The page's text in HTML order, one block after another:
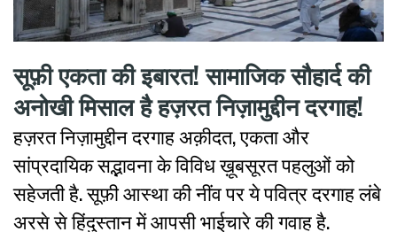
सूफ़ी एकता की इबारत! सामाजिक सौहार्द की
अनोखी मिसाल है हज़रत निज़ामुद्दीन दरगाह!
हज़रत निज़ामुद्दीन दरगाह अक़ीदत, एकता और
सांप्रदायिक सद्भावना के विविध ख़ूबसूरत पहलुओं को
सहेजती है. सूफ़ी आस्था की नींव पर ये पवित्र दरगाह लंबे
अरसे से हिंदुस्तान में आपसी भाईचारे की गवाह है.